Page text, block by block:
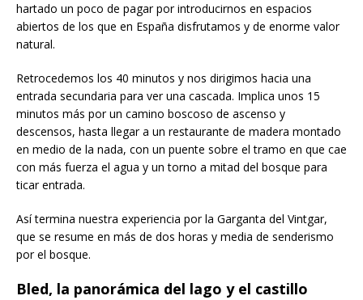
hartado un poco de pagar por introducirnos en espacios
abiertos de los que en España disfrutamos y de enorme valor
natural.
Retrocedemos los 40 minutos y nos dirigimos hacia una
entrada secundaria para ver una cascada. Implica unos 15
minutos más por un camino boscoso de ascenso y
descensos, hasta llegar a un restaurante de madera montado
en medio de la nada, con un puente sobre el tramo en que cae
con más fuerza el agua y un torno a mitad del bosque para
ticar entrada.
Así termina nuestra experiencia por la Garganta del Vintgar,
que se resume en más de dos horas y media de senderismo
por el bosque.
Bled, la panorámica del lago y el castillo